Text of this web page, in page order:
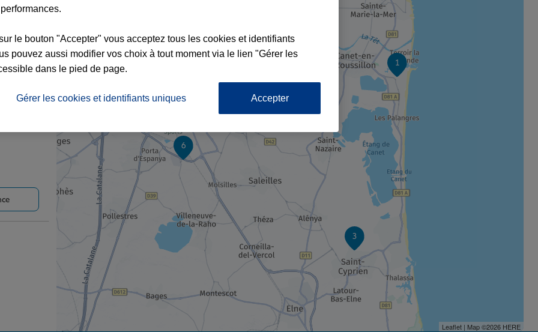
6
3
1
2
5
Leaflet| Map ©2026 HERE
le bouton "Accepter" vous acceptez tous les cookies et identifiants
pouvez aussi modifier vos choix à tout moment via le lien "Gérer les
dans le pied de page.
Gérer les cookies et identifiants uniques Accepter